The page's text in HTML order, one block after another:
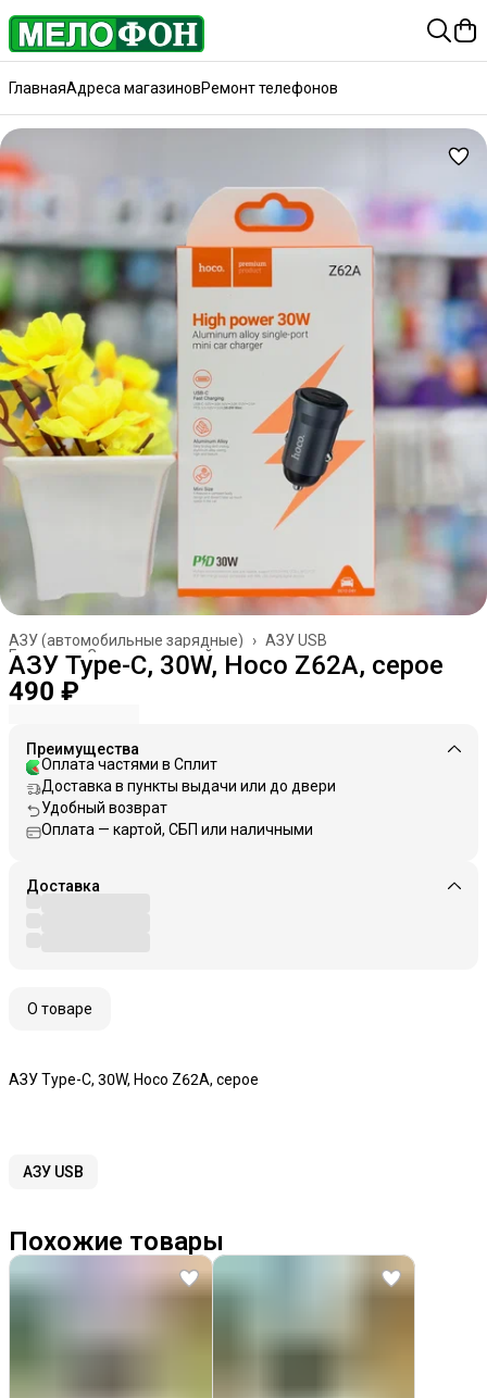
ГлавнаяАдреса магазиновРемонт телефонов
АЗУ USB
АЗУ (автомобильные зарядные)
›
Зарядные устройства
Главная ›
АЗУ Type-C, 30W, Hoco Z62A, серое
490 ₽
Преимущества
Оплата частями в Сплит
Доставка в пункты выдачи или до двери
Удобный возврат
Оплата — картой, СБП или наличными
Доставка
О товаре
АЗУ Type-C, 30W, Hoco Z62A, серое
АЗУ USB
Похожие товары